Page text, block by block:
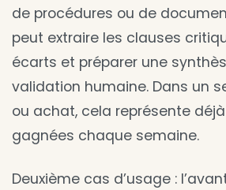
de procédures ou de
peut extraire les clauses
écarts et préparer une
validation humaine. Dans un
ou achat, cela représente
gagnées chaque semaine.
Deuxième cas d’usage :